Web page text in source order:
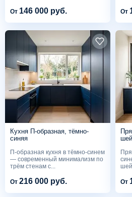
От 146 000 руб. От
Кухня П-образная, тёмно-
синяя
П-образная кухня в тёмно-синем
— современный минимализм по
трём стенам с...
От 216 000 руб. От